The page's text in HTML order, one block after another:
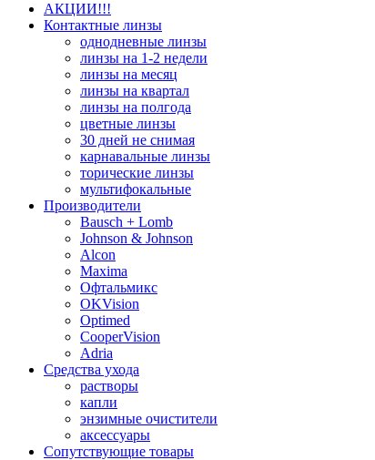
АКЦИИ!!!
Контактные линзы
однодневные линзы
линзы на 1-2 недели
линзы на месяц
линзы на квартал
линзы на полгода
цветные линзы
30 дней не снимая
карнавальные линзы
торические линзы
мультифокальные
Производители
Bausch + Lomb
Johnson & Johnson
Alcon
Maxima
Офтальмикс
OKVision
Optimed
CooperVision
Adria
Средства ухода
растворы
капли
энзимные очистители
аксессуары
Сопутствующие товары